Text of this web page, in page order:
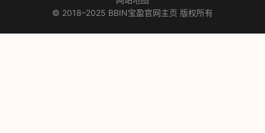
© 2018–2025 BBIN宝盈官网主页 版权所有